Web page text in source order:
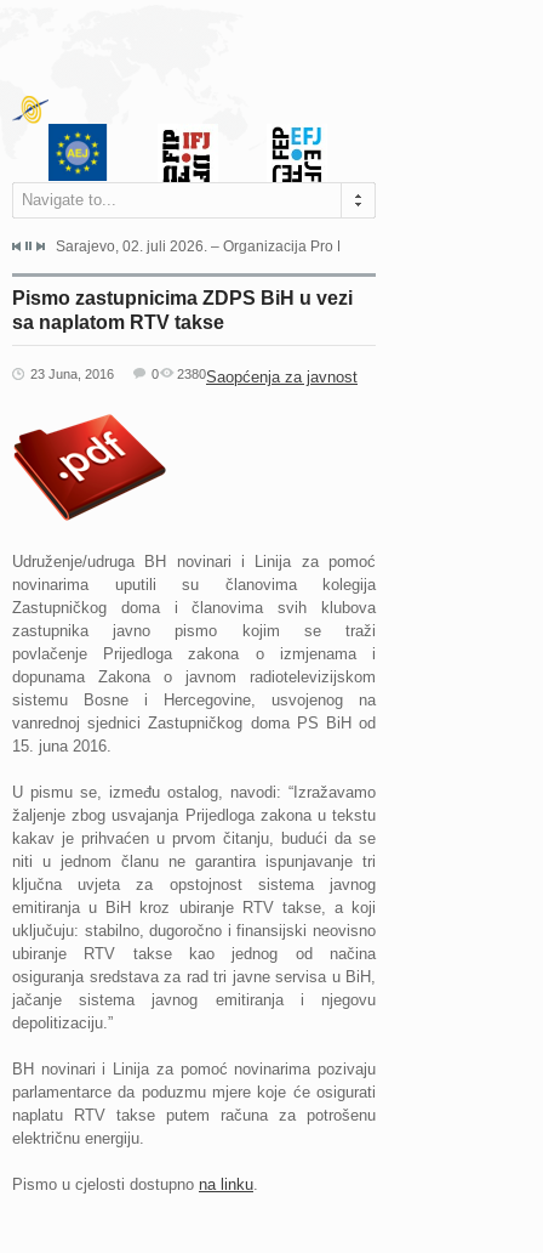
Navigate to...
Grada Sarajeva povodom Dana Sarajeva dugogodišnjoj...
Sarajevo, 02. juli 2026. – Organizacija Pro Educa juče je uspješno
Pismo zastupnicima ZDPS BiH u vezi
sa naplatom RTV takse
23 Juna, 2016 Saopćenja za javnost
0 2380
Udruženje/udruga BH novinari i Linija za pomoć
novinarima uputili su članovima kolegija
Zastupničkog doma i članovima svih klubova
zastupnika javno pismo kojim se traži
povlačenje
Prijedloga zakona o izmjenama i
dopunama Zakona o javnom radiotelevizijskom
sistemu Bosne i Hercegovine, usvojenog na
vanrednoj sjednici Zastupničkog doma PS BiH od
15. juna 2016.
U pismu se, između ostalog, navodi: “Izražavamo
žaljenje zbog usvajanja Prijedloga zakona u tekstu
kakav je prihvaćen u prvom čitanju, budući da se
niti u jednom članu ne garantira ispunjavanje tri
ključna uvjeta za opstojnost sistema javnog
emitiranja u BiH kroz ubiranje RTV takse, a koji
uključuju: stabilno, dugoročno i finansijski neovisno
ubiranje RTV takse kao jednog od načina
osiguranja sredstava za rad tri javne servisa u BiH,
jačanje sistema javnog emitiranja i njegovu
depolitizaciju.”
BH novinari i Linija za pomoć novinarima pozivaju
parlamentarce da poduzmu mjere koje će osigurati
naplatu RTV takse putem računa za potrošenu
električnu energiju.
Pismo u cjelosti dostupno na linku.